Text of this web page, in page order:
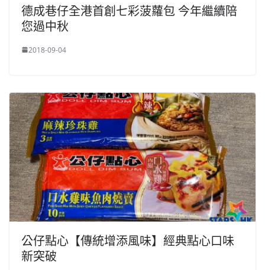
德成巷仔全港首創七彩菠蘿包 今年繼續陪
您過中秋
2018-09-04
公仔點心【傳統增添風味】經典點心口味
新突破